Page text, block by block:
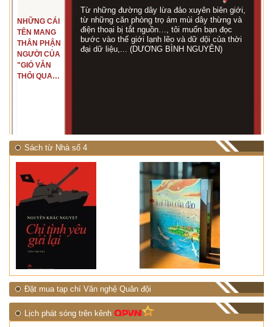
NHỮNG CÁI
TÊN MANG
THÂN PHẬN
NGƯỜI CỦA
"GIÓ VẪN
THỔI QUA
Từ những đường dây lừa đảo xuyên biên giới,
từ những căn phòng trọ ám mùi dây thừng và
điện thoại bị tắt nguồn…, tôi muốn bạn đọc
bước vào thế giới lạnh lẽo và dữ dội của thời
đại dữ liệu,... (DƯƠNG BÌNH NGUYÊN)
Sách từ Nhà số 4
Đặt mua tạp chí Văn nghệ Quân đội
Lịch phát sóng trên kênh